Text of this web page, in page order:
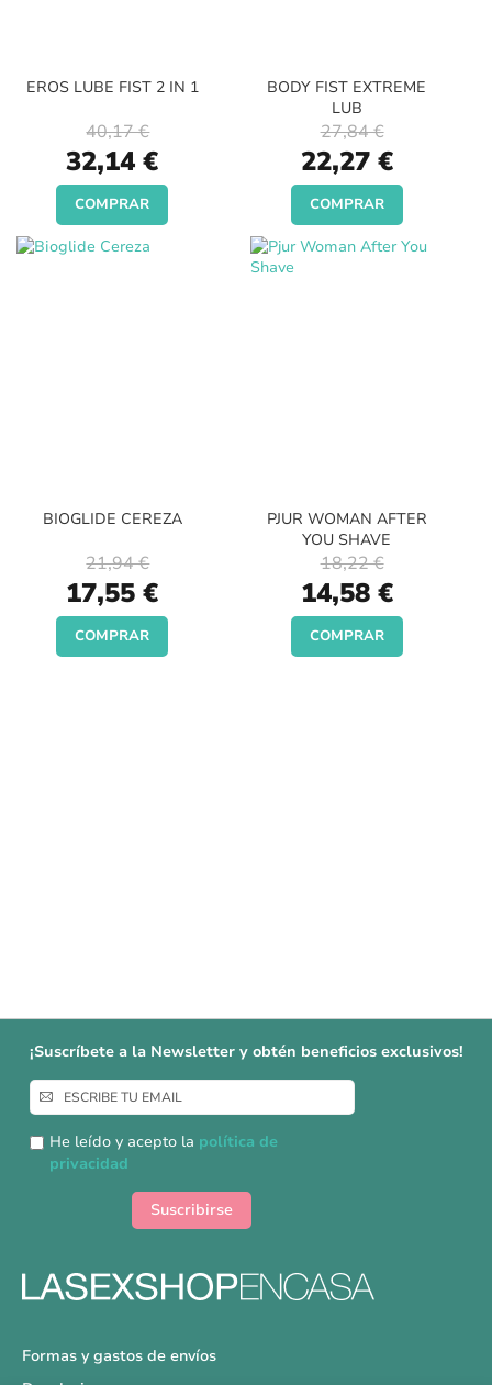
EROS LUBE FIST 2 IN 1
Special
Price
32,14 €
40,17 €
COMPRAR
BODY FIST EXTREME
LUB
Special
Price
22,27 €
27,84 €
COMPRAR
BIOGLIDE CEREZA
Special
Price
17,55 €
21,94 €
COMPRAR
PJUR WOMAN AFTER
YOU SHAVE
Special
Price
14,58 €
18,22 €
COMPRAR
¡Suscríbete a la Newsletter y obtén beneficios exclusivos!
Inscríbase
a
nuestro
boletín
He leído y acepto la política de
privacidad
Suscribirse
Formas y gastos de envíos